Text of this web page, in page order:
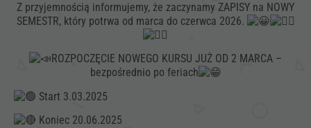
Z przyjemnością informujemy, że zaczynamy ZAPISY na NOWY
SEMESTR, który potrwa od marca do czerwca 2026.
ROZPOCZĘCIE NOWEGO KURSU JUŻ OD 2 MARCA –
bezpośrednio po feriach
Start 3.03.2025
Koniec 20.06.2025